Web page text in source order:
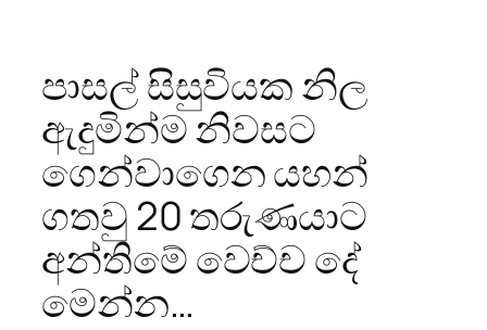
පාසල් සිසුවියක නිල
ඇදුමින්ම නිවසට
ගෙන්වාගෙන යහන්
ගතවු 20 තරුණයාට
අන්තිමේ වෙච්ච දේ
මෙන්න…